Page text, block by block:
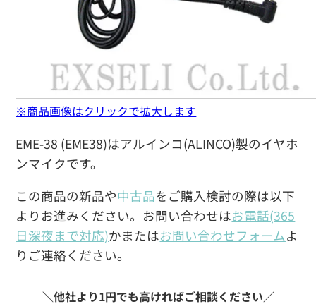
EME-38 (EME38)はアルインコ(ALINCO)製のイヤホ
ンマイクです。
この商品の新品や中古品をご購入検討の際は以下
よりお進みください。お問い合わせはお電話(365
日深夜まで対応)かまたはお問い合わせフォームよ
りご連絡ください。
※商品画像はクリックで拡大します